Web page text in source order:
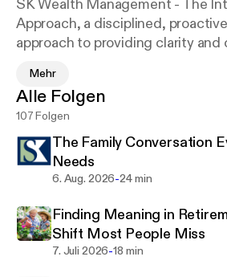
SK Wealth Management - The
Approach, a disciplined,
approach to providing clarity and
life such as financial planning,
planning, taxes, divorce planning,
Mehr
Alle Folgen
107 Folgen
The Family Conversation
Needs
6. Aug. 2026-24 min
Finding Meaning in
Shift Most People Miss
7. Juli 2026-18 min